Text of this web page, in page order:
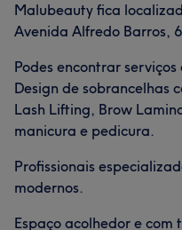
Malubeauty fica
Avenida Alfredo Barros,
Podes encontrar
Design de sobrancelhas
Lash Lifting, Brow
manicura e pedicura.
Profissionais
modernos.
Espaço acolhedor e com